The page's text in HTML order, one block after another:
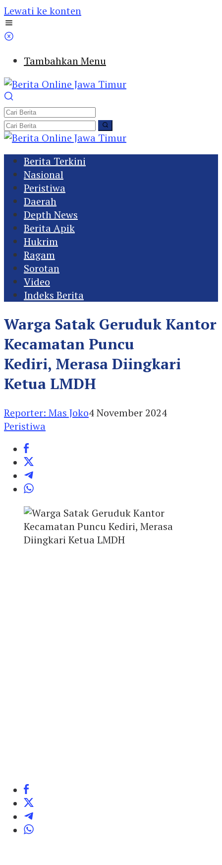
Lewati ke konten
Tambahkan Menu
Berita Terkini
Nasional
Peristiwa
Daerah
Depth News
Berita Apik
Hukrim
Ragam
Sorotan
Video
Indeks Berita
Warga Satak Geruduk Kantor
Kecamatan Puncu
Kediri, Merasa Diingkari
Ketua LMDH
Reporter: Mas Joko4 November 2024
Peristiwa